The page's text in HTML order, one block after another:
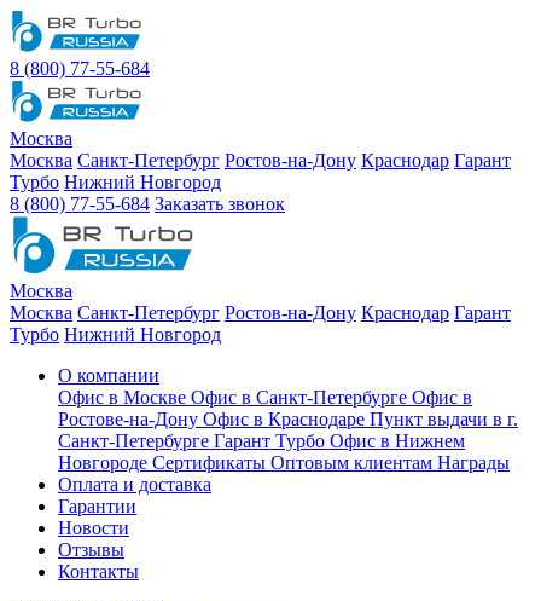
8 (800) 77-55-684
Москва
Москва Санкт-Петербург Ростов-на-Дону Краснодар Гарант
Турбо Нижний Новгород
8 (800) 77-55-684 Заказать звонок
Москва
Москва Санкт-Петербург Ростов-на-Дону Краснодар Гарант
Турбо Нижний Новгород
О компании
Офис в Москве Офис в Санкт-Петербурге Офис в
Ростове-на-Дону Офис в Краснодаре Пункт выдачи в г.
Санкт-Петербурге Гарант Турбо Офис в Нижнем
Новгороде Сертификаты Оптовым клиентам Награды
Оплата и доставка
Гарантии
Новости
Отзывы
Контакты